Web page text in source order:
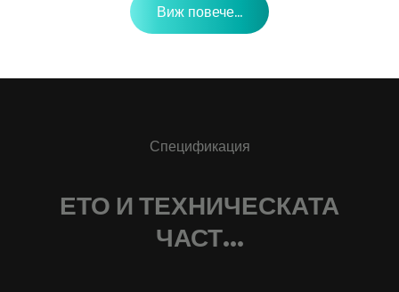
Виж повече...
Спецификация
ЕТО И ТЕХНИЧЕСКАТА
ЧАСТ...